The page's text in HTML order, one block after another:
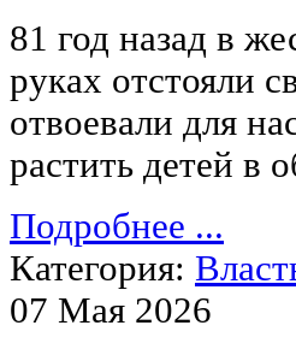
81 год назад в
руках отстояли
отвоевали для
растить детей в
Подробнее ...
Категория:
07 Мая 2026